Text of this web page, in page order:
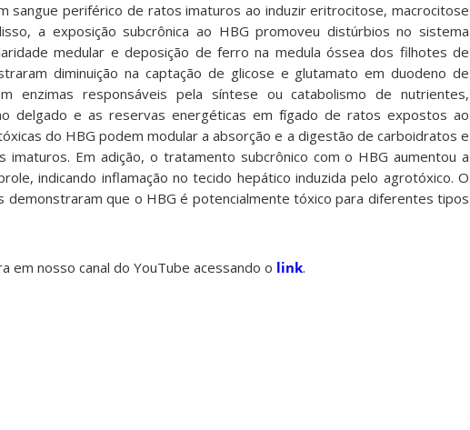
sangue periférico de ratos imaturos ao induzir eritrocitose, macrocitose
a exposição subcrônica ao HBG promoveu distúrbios no sistema
medular e deposição de ferro na medula óssea dos filhotes de
diminuição na captação de glicose e glutamato em duodeno de
enzimas responsáveis pela síntese ou catabolismo de nutrientes,
delgado e as reservas energéticas em fígado de ratos expostos ao
do HBG podem modular a absorção e a digestão de carboidratos e
imaturos. Em adição, o tratamento subcrônico com o HBG aumentou a
indicando inflamação no tecido hepático induzida pelo agrotóxico. O
que o HBG é potencialmente tóxico para diferentes tipos
em nosso canal do YouTube acessando o link.